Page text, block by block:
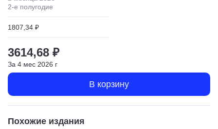
2-е полугодие
1807,34 ₽
3614,68 ₽
За 4 мес 2026 г
В корзину
Похожие издания